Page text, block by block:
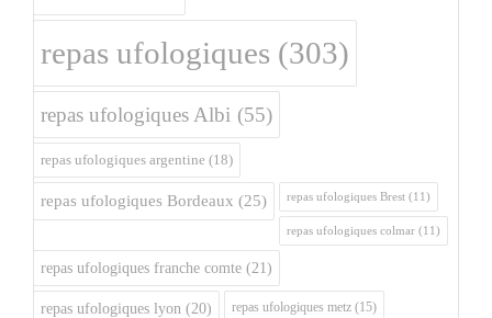
repas ufologiques (303)
repas ufologiques Albi (55)
repas ufologiques argentine (18)
repas ufologiques Bordeaux (25) repas ufologiques Brest (11)
repas ufologiques colmar (11)
repas ufologiques franche comte (21)
repas ufologiques lyon (20) repas ufologiques metz (15)